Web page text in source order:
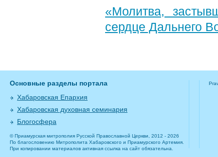
«Молитва,
сердце Дальнего
Основные разделы портала
Хабаровская Епархия
Хабаровская духовная семинария
Блогосфера
© Приамурская митрополия Русской Православной Церкви, 2012 - 2026
По благословению Митрополита Хабаровского и Приамурского Артемия.
При копировании материалов активная ссылка на сайт обязательна.